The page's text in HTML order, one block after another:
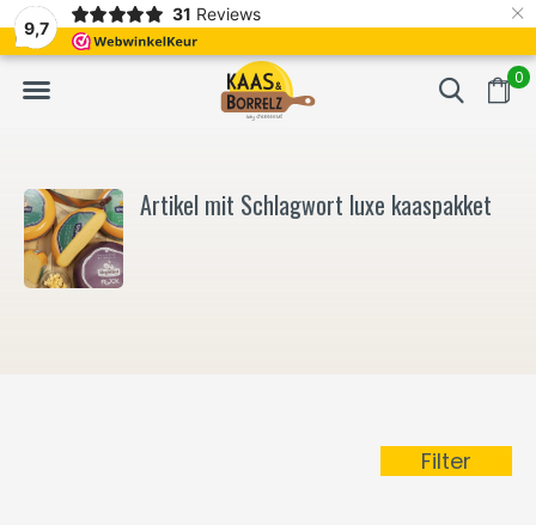
9,7
31 Reviews ×
0
Frisch geschnitten und vakuumverpackt. Meistens Lieferung
Artikel mit Schlagwort luxe kaaspakket
Filter